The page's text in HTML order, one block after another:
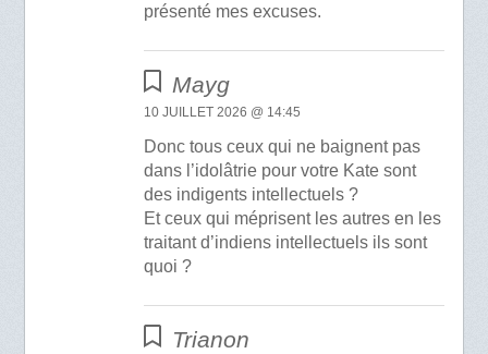
présenté mes excuses.
Mayg
10 JUILLET 2026 @ 14:45
Donc tous ceux qui ne baignent pas
dans l’idolâtrie pour votre Kate sont
des indigents intellectuels ?
Et ceux qui méprisent les autres en les
traitant d’indiens intellectuels ils sont
quoi ?
Trianon